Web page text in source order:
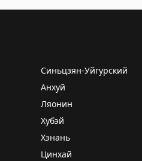
Синьцзян-Уйгурский
Анхуй
Ляонин
Хубэй
Хэнань
Цинхай